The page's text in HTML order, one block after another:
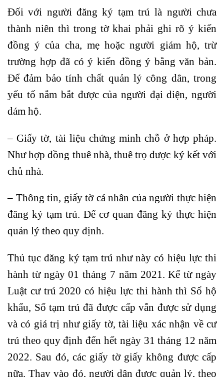
Đối với người đăng ký tạm trú là người chưa
thành niên thì trong tờ khai phải ghi rõ ý kiến
đồng ý của cha, mẹ hoặc người giám hộ, trừ
trường hợp đã có ý kiến đồng ý bằng văn bản.
Để đảm bảo tính chất quản lý công dân, trong
yếu tố nắm bắt được của người đại diện, người
dám hộ.
– Giấy tờ, tài liệu chứng minh chỗ ở hợp pháp.
Như hợp đồng thuê nhà, thuê trọ được ký kết với
chủ nhà.
– Thông tin, giấy tờ cá nhân của người thực hiện
đăng ký tạm trú. Để cơ quan đăng ký thực hiện
quản lý theo quy định.
Thủ tục đăng ký tạm trú như này có hiệu lực thi
hành từ ngày 01 tháng 7 năm 2021. Kể từ ngày
Luật cư trú 2020 có hiệu lực thi hành thì Sổ hộ
khẩu, Sổ tạm trú đã được cấp vẫn được sử dụng
và có giá trị như giấy tờ, tài liệu xác nhận về cư
trú theo quy định đến hết ngày 31 tháng 12 năm
2022. Sau đó, các giấy tờ giấy không được cấp
nữa. Thay vào đó, người dân được quản lý, theo